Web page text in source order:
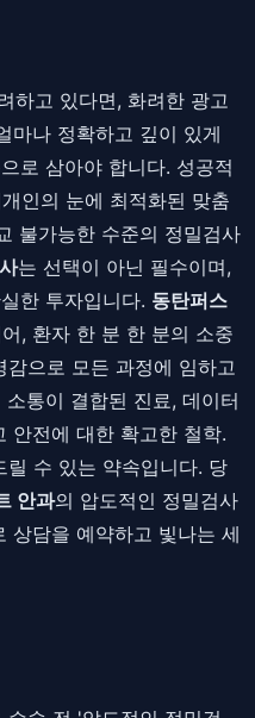
하고 있다면, 화려한 광고
마나 정확하고 깊이 있게
로 삼아야 합니다. 성공적
인의 눈에 최적화된 맞춤
불가능한 수준의 정밀검사
는 선택이 아닌 필수이며,
한 투자입니다. 동탄퍼스
, 환자 한 분 한 분의 소중
으로 모든 과정에 임하고
통이 결합된 진료, 데이터
안전에 대한 확고한 철학.
수 있는 약속입니다. 당
안과의 압도적인 정밀검사
상담을 예약하고 빛나는 세